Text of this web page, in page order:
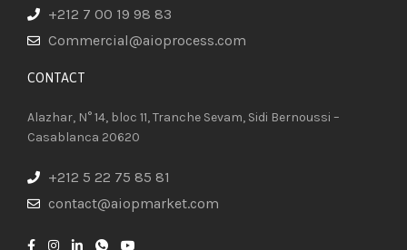
+212 7 00 19 98 83
Commercial@aioprocess.com
CONTACT​
Alazhar, N° 14, bloc 11, Tranche Sevam, Sidi Bernoussi –
Casablanca 20620
+212 5 22 75 85 81
contact@aiopmarket.com